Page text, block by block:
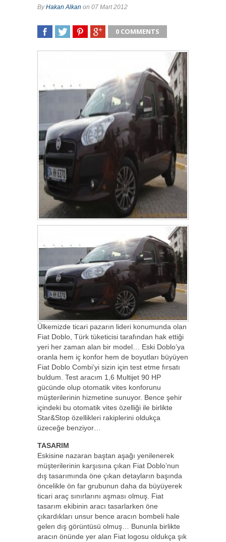
ByHakan Alkan on 07 Mart 2012
0 COMMENTS
Ülkemizde ticari pazarın lideri konumunda olan
Fiat Doblo, Türk tüketicisi tarafından hak ettiği
yeri her zaman alan bir model… Eski Doblo’ya
oranla hem iç konfor hem de boyutları büyüyen
Fiat Doblo Combi’yi sizin için test etme fırsatı
buldum. Test aracım 1,6 Multijet 90 HP
gücünde olup otomatik vites konforunu
müşterilerinin hizmetine sunuyor. Bence şehir
içindeki bu otomatik vites özelliği ile birlikte
Star&Stop özellikleri rakiplerini oldukça
üzeceğe benziyor…
TASARIM
Eskisine nazaran baştan aşağı yenilenerek
müşterilerinin karşısına çıkan Fiat Doblo’nun
dış tasarımında öne çıkan detayların başında
öncelikle ön far grubunun daha da büyüyerek
ticari araç sınırlarını aşması olmuş. Fiat
tasarım ekibinin aracı tasarlarken öne
çıkardıkları unsur bence aracın bombeli hale
gelen dış görüntüsü olmuş… Bununla birlikte
aracın önünde yer alan Fiat logosu oldukça şık